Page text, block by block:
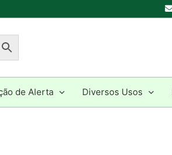
de Alerta Diversos Usos